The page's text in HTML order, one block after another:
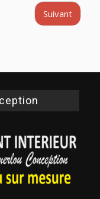
Suivant